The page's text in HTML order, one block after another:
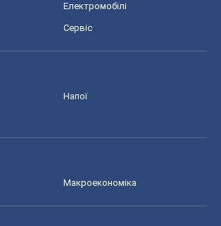
Електромобілі
Сервіс
Напої
Макроекономіка